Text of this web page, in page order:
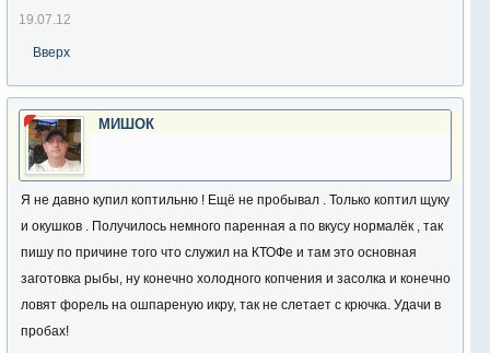
19.07.12
Вверх
МИШОК
Я не давно купил коптильню ! Ещё не пробывал . Только коптил щуку
и окушков . Получилось немного паренная а по вкусу нормалёк , так
пишу по причине того что служил на КТОФе и там это основная
заготовка рыбы, ну конечно холодного копчения и засолка и конечно
ловят форель на ошпареную икру, так не слетает с крючка. Удачи в
пробах!